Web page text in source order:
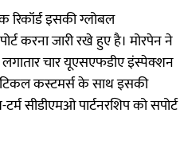
रिकॉर्ड इसकी ग्लोबल
करना जारी रखे हुए है। मोरपेन ने
चार यूएसएफडीए इंस्पेक्शन
कस्टमर्स के साथ इसकी
सीडीएमओ पार्टनरशिप को सपोर्ट